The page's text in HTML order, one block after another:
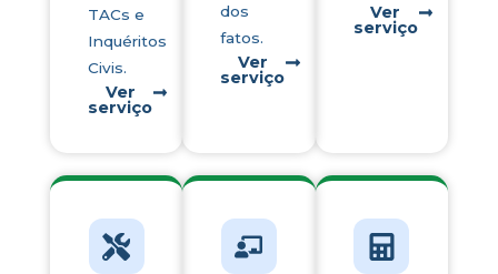
TACs e
Inquéritos
Civis.
Ver
serviço
dos
fatos.
Ver
serviço
Ver
serviço